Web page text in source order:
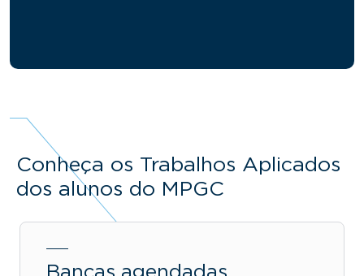
Conheça os Trabalhos Aplicados
dos alunos do MPGC